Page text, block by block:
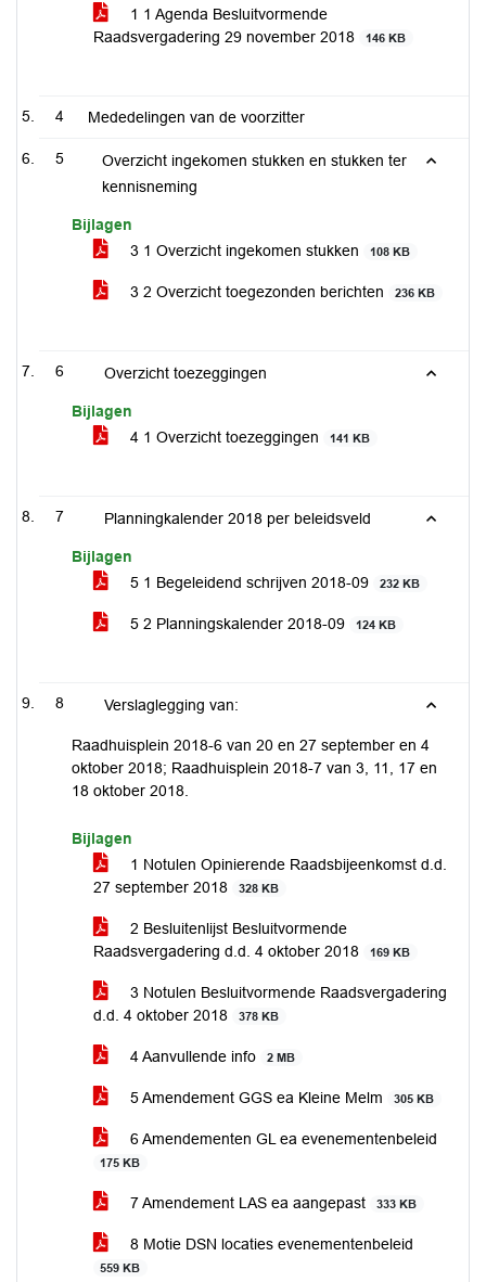
1 1 Agenda Besluitvormende
Raadsvergadering 29 november 2018
146 KB
4 Mededelingen van de voorzitter
5
Overzicht ingekomen stukken en stukken ter
kennisneming
Bijlagen
3 1 Overzicht ingekomen stukken
108 KB
3 2 Overzicht toegezonden berichten 236 KB
6 Overzicht toezeggingen
Bijlagen
4 1 Overzicht toezeggingen
141 KB
7 Planningkalender 2018 per beleidsveld
Bijlagen
5 1 Begeleidend schrijven 2018-09
232 KB
5 2 Planningskalender 2018-09 124 KB
8 Verslaglegging van:
Raadhuisplein 2018-6 van 20 en 27 september en 4
oktober 2018; Raadhuisplein 2018-7 van 3, 11, 17 en
18 oktober 2018.
Bijlagen
1 Notulen Opinierende Raadsbijeenkomst d.d.
27 september 2018
328 KB
2 Besluitenlijst Besluitvormende
Raadsvergadering d.d. 4 oktober 2018
169 KB
3 Notulen Besluitvormende Raadsvergadering
d.d. 4 oktober 2018
378 KB
4 Aanvullende info 2 MB
5 Amendement GGS ea Kleine Melm 305 KB
6 Amendementen GL ea evenementenbeleid
175 KB
7 Amendement LAS ea aangepast 333 KB
8 Motie DSN locaties evenementenbeleid
559 KB